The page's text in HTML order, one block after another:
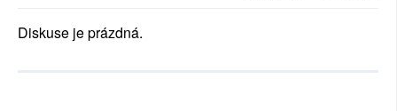
Diskuse je prázdná.